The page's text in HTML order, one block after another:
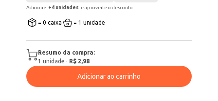
Adicione +4 unidades e aproveite o desconto
= 0 caixa = 1 unidade
Resumo da compra:
1 unidade · R$ 2,98
Adicionar ao carrinho